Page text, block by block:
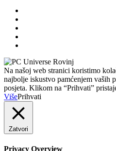
Na našoj web stranici koristimo
najbolje iskustvo pamćenjem vaših
posjeta. Klikom na “Prihvati”
VišePrihvati
Zatvori
Privacy Overview